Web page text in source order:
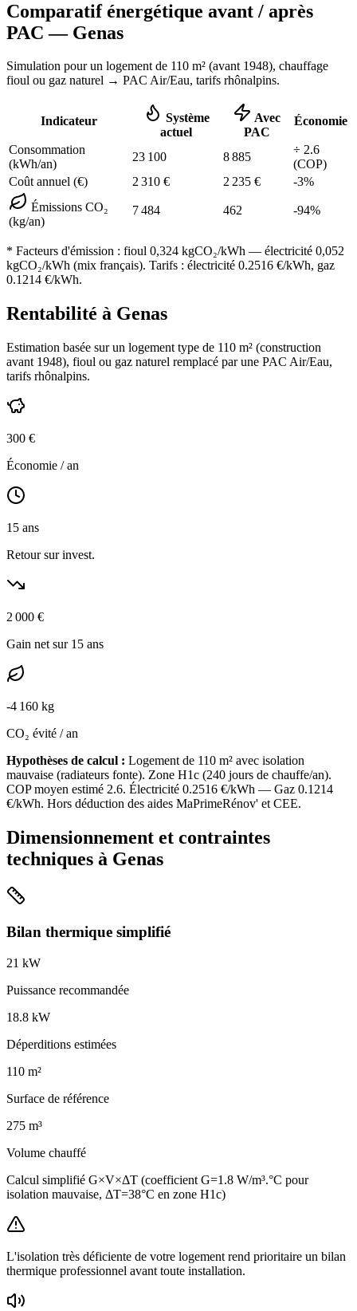
Comparatif énergétique avant / après
PAC — Genas
Simulation pour un logement de 110 m² (avant 1948), chauffage
fioul ou gaz naturel → PAC Air/Eau, tarifs rhônalpins.
Indicateur
Système
actuel
Avec
PAC
Économie
Consommation
(kWh/an)
23 100 8 885
÷ 2.6
(COP)
Coût annuel (€)
2 310 € 2 235 € -3%
Émissions CO₂
(kg/an)
7 484 462 -94%
* Facteurs d'émission : fioul 0,324 kgCO₂/kWh — électricité 0,052
kgCO₂/kWh (mix français). Tarifs : électricité 0.2516 €/kWh, gaz
0.1214 €/kWh.
Rentabilité à Genas
Estimation basée sur un logement type de 110 m² (construction
avant 1948), fioul ou gaz naturel remplacé par une PAC Air/Eau,
tarifs rhônalpins.
300 €
Économie / an
15 ans
Retour sur invest.
2 000 €
Gain net sur 15 ans
-4 160 kg
CO₂ évité / an
Hypothèses de calcul : Logement de 110 m² avec isolation
mauvaise (radiateurs fonte). Zone H1c (240 jours de chauffe/an).
COP moyen estimé 2.6. Électricité 0.2516 €/kWh — Gaz 0.1214
€/kWh. Hors déduction des aides MaPrimeRénov' et CEE.
Dimensionnement et contraintes
techniques à Genas
Bilan thermique simplifié
21 kW
Puissance recommandée
18.8 kW
Déperditions estimées
110 m²
Surface de référence
275 m³
Volume chauffé
Calcul simplifié G×V×ΔT (coefficient G=1.8 W/m³.°C pour
isolation mauvaise, ΔT=38°C en zone H1c)
L'isolation très déficiente de votre logement rend prioritaire un bilan
thermique professionnel avant toute installation.